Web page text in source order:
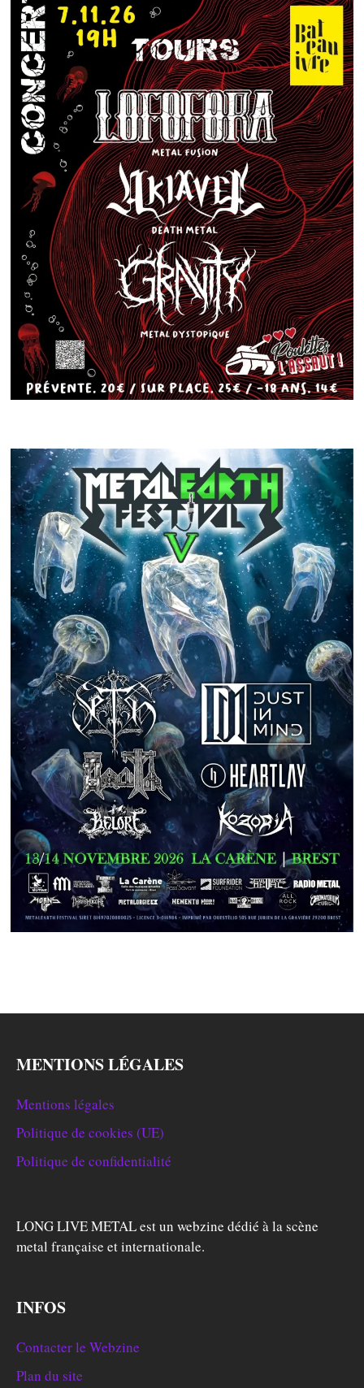
MENTIONS LÉGALES
Mentions légales
Politique de cookies (UE)
Politique de confidentialité
LONG LIVE METAL est un webzine dédié à la scène
metal française et internationale.
INFOS
Contacter le Webzine
Plan du site